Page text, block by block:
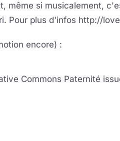
même si musicalement,
Pour plus d'infos http://
encore) :
Dailymotion · le lecteur se charge au clic
Commons Paternité